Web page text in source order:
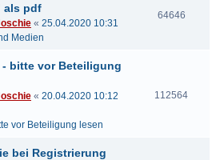
als pdf
« 25.04.2020 10:31
Medien
64646
bitte vor Beteiligung
« 20.04.2020 10:12
vor Beteiligung lesen
112564
bei Registrierung